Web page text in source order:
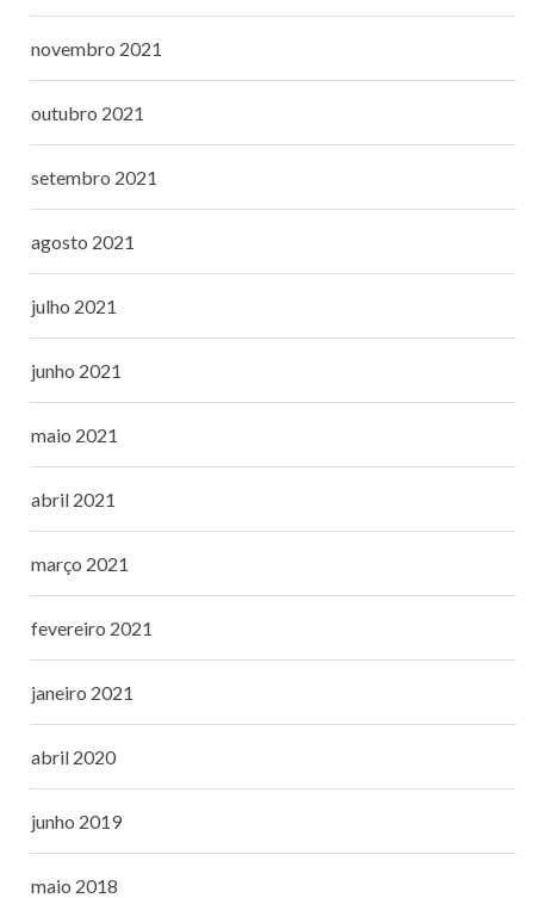
novembro 2021
outubro 2021
setembro 2021
agosto 2021
julho 2021
junho 2021
maio 2021
abril 2021
março 2021
fevereiro 2021
janeiro 2021
abril 2020
junho 2019
maio 2018